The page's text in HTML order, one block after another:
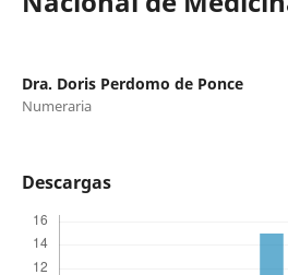
Dra. Doris Perdomo de Ponce
Numeraria
Descargas